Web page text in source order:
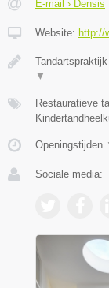
E-mail › Densis
Website: http://
▼
Restauratieve
Openingstijden
Sociale media: